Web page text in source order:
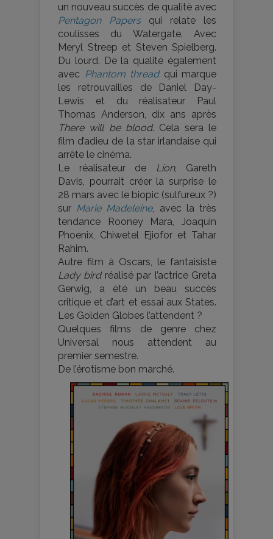
un nouveau succès de qualité avec
Pentagon Papersqui relate les
coulisses du Watergate. Avec
Meryl Streep et Steven Spielberg.
Du lourd. De la qualité également
avec Phantom threadqui marque
les retrouvailles de Daniel Day-
Lewis et du réalisateur Paul
Thomas Anderson, dix ans après
There will be blood. Cela sera le
film d’adieu de la star irlandaise qui
arrête le cinéma.
Le réalisateur de
Lion, Gareth
Davis, pourrait créer la surprise le
28 mars avec le biopic (sulfureux ?)
sur Marie Madeleine, avec la très
tendance Rooney Mara, Joaquin
Phoenix, Chiwetel Ejiofor et Tahar
Rahim.
Autre film à Oscars, le fantaisiste
Lady birdréalisé par l’actrice Greta
Gerwig, a été un beau succès
critique et d’art et essai aux States.
Les Golden Globes l’attendent ?
Quelques films de genre chez
Universal nous attendent au
premier semestre.
De l’érotisme bon marché.